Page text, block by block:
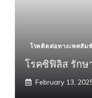
โรคติดต่อทางเพศสัม
โรคซิฟิลิส รักษ
February 13,